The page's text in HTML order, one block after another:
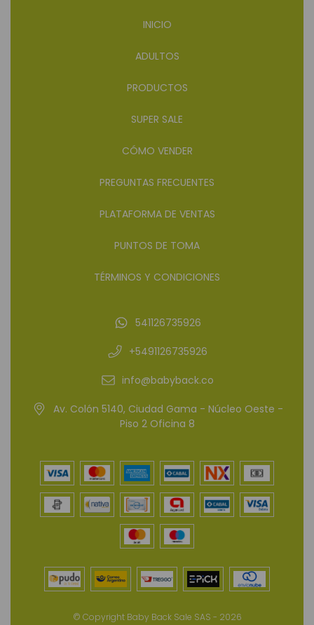
INICIO
ADULTOS
PRODUCTOS
SUPER SALE
CÓMO VENDER
PREGUNTAS FRECUENTES
PLATAFORMA DE VENTAS
PUNTOS DE TOMA
TÉRMINOS Y CONDICIONES
541126735926
+5491126735926
info@babyback.co
Av. Colón 5140, Ciudad Gama - Núcleo Oeste -
Piso 2 Oficina 8
© Copyright Baby Back Sale SAS - 2026